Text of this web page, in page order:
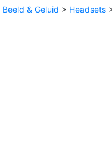
Beeld & Geluid > Headsets